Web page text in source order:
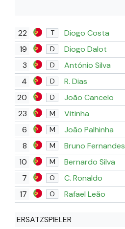
22 T Diogo Costa
19 D Diogo Dalot
3 D António Silva
4 D R. Dias
20 D João Cancelo
23 M Vitinha
6 M João Palhinha
8 M Bruno Fernandes
10 M Bernardo Silva
7 O C. Ronaldo
17 O Rafael Leão
ERSATZSPIELER